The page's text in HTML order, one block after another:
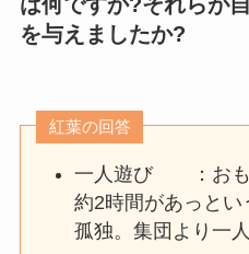
を与えましたか?
紅葉の回答
一人遊び ：おも
約2時間があっと
孤独。集団より一人